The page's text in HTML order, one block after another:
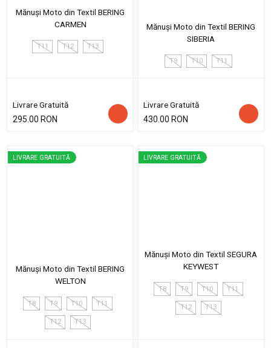
Mănuși Moto din Textil BERING
CARMEN
T11 T12 T13
Livrare Gratuită
295.00 RON
Mănuși Moto din Textil BERING
SIBERIA
T9 T10 T11
Livrare Gratuită
430.00 RON
LIVRARE GRATUITĂ
Mănuși Moto din Textil BERING
WELTON
T8 T9 T10 T11
T12 T13
LIVRARE GRATUITĂ
Mănuși Moto din Textil SEGURA
KEYWEST
T8 T9 T10 T11
T12 T13